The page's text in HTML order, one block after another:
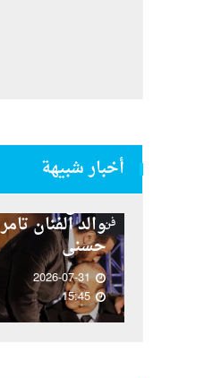
أخبار شبيهة
فن
تحديد موعد
تشييع جثمان
والد الفنان تامر
حسنى
2026-07-31
15:45